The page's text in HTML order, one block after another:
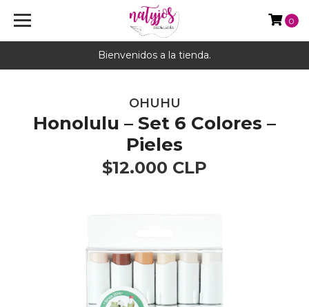
Bienvenidos a la tienda.
0
OHUHU
Honolulu – Set 6 Colores –
Pieles
$12.000 CLP